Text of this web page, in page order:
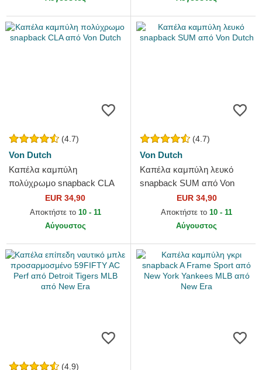
(4.7)
Von Dutch
Καπέλα καμπύλη
πολύχρωμο snapback CLA
από Von DutchEUR 34,90
Αποκτήστε το 10 - 11
Αύγουστος
(4.7)
Von Dutch
Καπέλα καμπύλη λευκό
snapback SUM από Von
EUR 34,90
Αποκτήστε το 10 - 11
Αύγουστος
(4.9)